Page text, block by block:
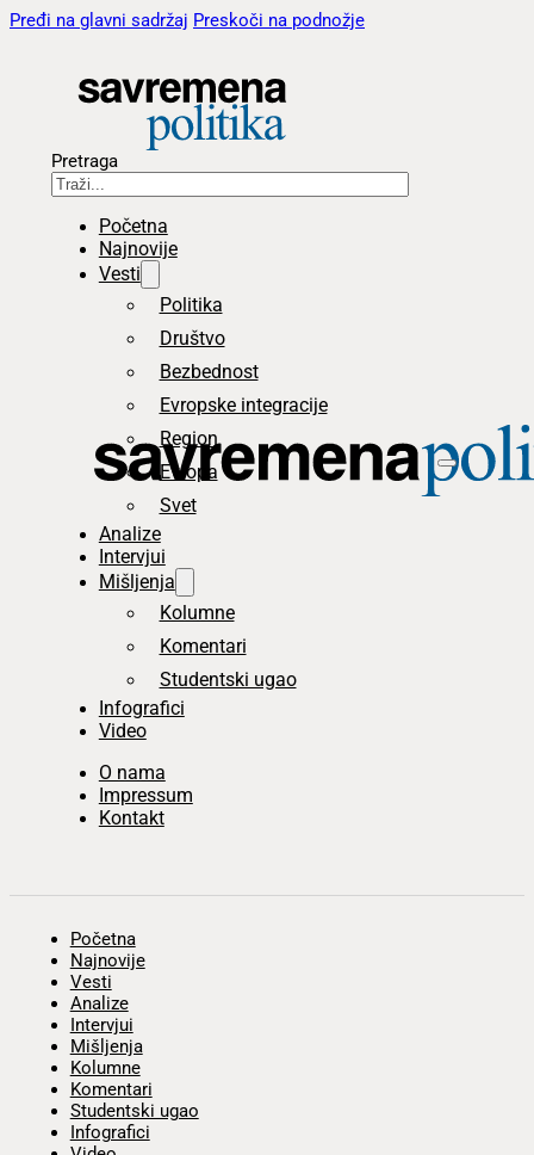
Pređi na glavni sadržaj Preskoči na podnožje
Pretraga
Početna
Najnovije
Vesti
Politika
Društvo
Bezbednost
Evropske integracije
Region
Evropa
Svet
Analize
Intervjui
Mišljenja
Kolumne
Komentari
Studentski ugao
Infografici
Video
O nama
Impressum
Kontakt
Početna
Najnovije
Vesti
Analize
Intervjui
Mišljenja
Kolumne
Komentari
Studentski ugao
Infografici